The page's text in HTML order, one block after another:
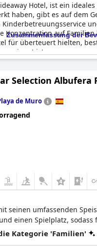
Hotel, ist ein
haben, gibt es auf dem
Konzentration auf
für überteuert hielten,
geeignet ist.
Zusammenfassung der
Selection Albufera
de Muro
seinen umfassenden
einen Spielplatz,
Kategorie 'Familien'